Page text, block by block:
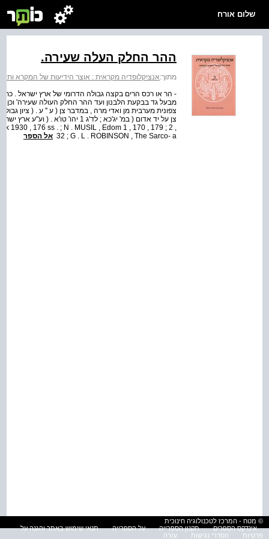
שלום אורח
ההר החלק העלה שעירה.
מתוך:אנציקלופדיה מקראית : אוצר הידיעות של המקרא
- הר או רכס הרים בקצה גבולה הדרומי של ארץ ישראל .
מבעל גד בבקעת הלבנון ועד ההר החלק העולה שעירה' וכן
צפונית מערבית מן ואדי מרה , במדבר צן ( ע '' ע . ( ציון
1930 , 176 ss . ; N . MUSIL , Edom 1 , 170 , 179 ; 2 ,
32 ; G . L . ROBINSON , The Sarco- a אל הספר
© מטח - המרכז לטכנולוגיה חינוכית
אינדקס הספרים
תקנון הספרייה על הספרייה
תנאי שימוש באתר והגנה על
פרטיות
הסדרי נגישות עזרה